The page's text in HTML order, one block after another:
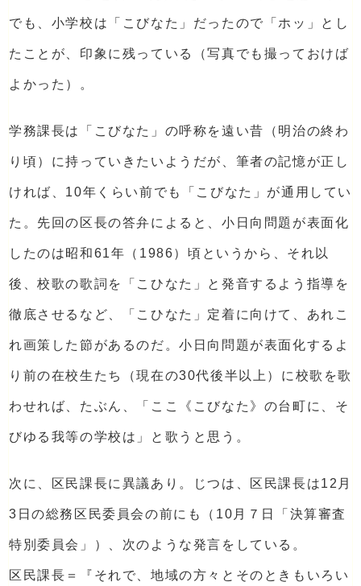
でも、小学校は「こびなた」だったので「ホッ」とし
たことが、印象に残っている（写真でも撮っておけば
よかった）。
学務課長は「こびなた」の呼称を遠い昔（明治の終わ
り頃）に持っていきたいようだが、筆者の記憶が正し
ければ、10年くらい前でも「こびなた」が通用してい
た。先回の区長の答弁によると、小日向問題が表面化
したのは昭和61年（1986）頃というから、それ以
後、校歌の歌詞を「こひなた」と発音するよう指導を
徹底させるなど、「こひなた」定着に向けて、あれこ
れ画策した節があるのだ。小日向問題が表面化するよ
り前の在校生たち（現在の30代後半以上）に校歌を歌
わせれば、たぶん、「ここ《こびなた》の台町に、そ
びゆる我等の学校は」と歌うと思う。
次に、区民課長に異議あり。じつは、区民課長は12月
3日の総務区民委員会の前にも（10月７日「決算審査
特別委員会」）、次のような発言をしている。
区民課長＝『それで、地域の方々とそのときもいろい